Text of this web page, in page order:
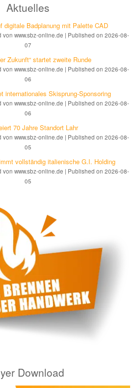
Aktuelles
di­gi­ta­le Bad­pla­nung mit Palette CAD
von www.sbz-online.de
Published on 2026-08-
07
Zu­kunft“ star­tet zwei­te Run­de
von www.sbz-online.de
Published on 2026-08-
06
internatio­nales Ski­sprung-Spon­soring
von www.sbz-online.de
Published on 2026-08-
06
70 Jahre Standort Lahr
von www.sbz-online.de
Published on 2026-08-
05
vollständig italienische G.I. Holding
von www.sbz-online.de
Published on 2026-08-
05
Download